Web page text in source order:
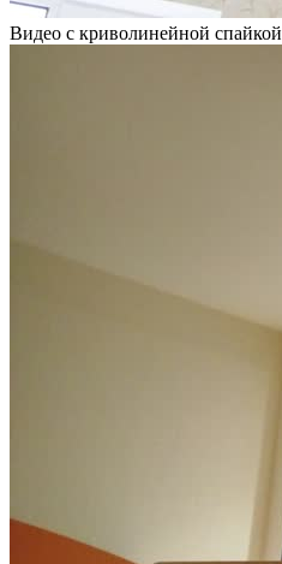
Видео с криволинейной спайкой